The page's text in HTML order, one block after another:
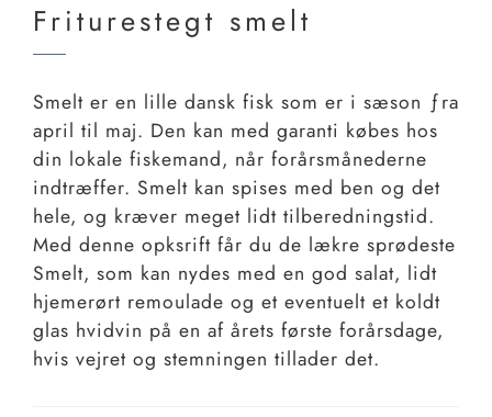
Friturestegt smelt
Smelt er en lille dansk fisk som er i sæson ƒra
april til maj. Den kan med garanti købes hos
din lokale fiskemand, når forårsmånederne
indtræffer. Smelt kan spises med ben og det
hele, og kræver meget lidt tilberedningstid.
Med denne opksrift får du de lækre sprødeste
Smelt, som kan nydes med en god salat, lidt
hjemerørt remoulade og et eventuelt et koldt
glas hvidvin på en af årets første forårsdage,
hvis vejret og stemningen tillader det.